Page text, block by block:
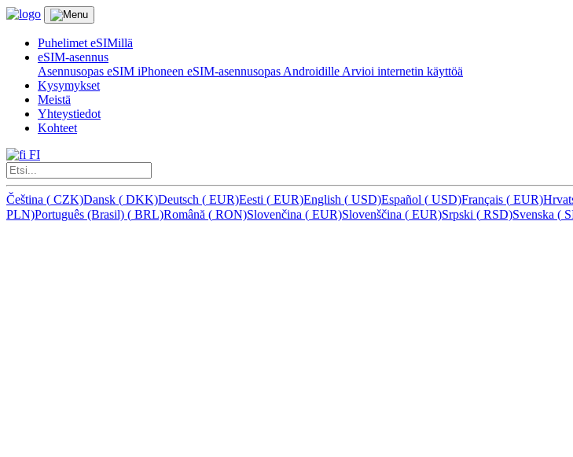
Puhelimet eSIMillä
eSIM-asennus
Asennusopas eSIM iPhoneen eSIM-asennusopas Androidille Arvioi internetin käyttöä
Kysymykset
Meistä
Yhteystiedot
Kohteet
FI
Čeština ( CZK)Dansk ( DKK)Deutsch ( EUR)Eesti ( EUR)English ( USD)Español ( USD)Français ( EUR)
PLN)Português (Brasil) ( BRL)Română ( RON)Slovenčina ( EUR)Slovenščina ( EUR)Srpski ( RSD)Svenska (